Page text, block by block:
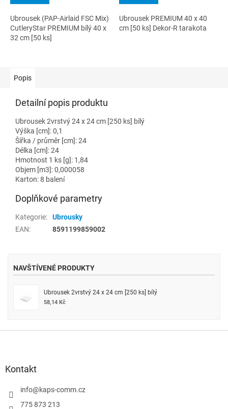
Ubrousek (PAP-Airlaid FSC Mix)
CutleryStar PREMIUM bílý 40 x
32 cm [50 ks]
Ubrousek PREMIUM 40 x 40
cm [50 ks] Dekor-R tarakota
Popis
Detailní popis produktu
Ubrousek 2vrstvý 24 x 24 cm [250 ks] bílý
Výška [cm]: 0,1
Šířka / průměr [cm]: 24
Délka [cm]: 24
Hmotnost 1 ks [g]: 1,84
Objem [m3]: 0,000058
Karton: 8 balení
Doplňkové parametry
Kategorie:
Ubrousky
EAN: 8591199859002
NAVŠTÍVENÉ PRODUKTY
Ubrousek 2vrstvý 24 x 24 cm [250 ks] bílý
58,14 Kč
Kontakt
info@kaps-comm.cz
775 873 213